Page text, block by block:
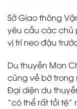
Sở Giao thông
yêu cầu các chủ
vị trí neo đậu
Du thuyền Mon
cũng về bờ trong
Đại diện du
“có thể rất tồi